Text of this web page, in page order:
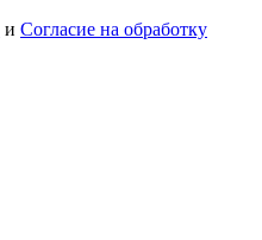
и Согласие на обработку